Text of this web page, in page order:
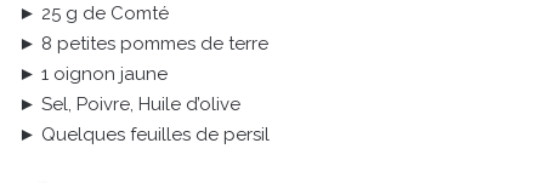
► 25 g de Comté
► 8 petites pommes de terre
► 1 oignon jaune
► Sel, Poivre, Huile d’olive
► Quelques feuilles de persil